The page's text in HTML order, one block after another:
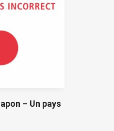
– Un pays